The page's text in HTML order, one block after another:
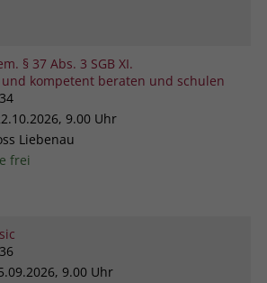
§ 37 Abs. 3 SGB XI.
kompetent beraten und schulen
9.00 Uhr
Liebenau
frei
9.00 Uhr